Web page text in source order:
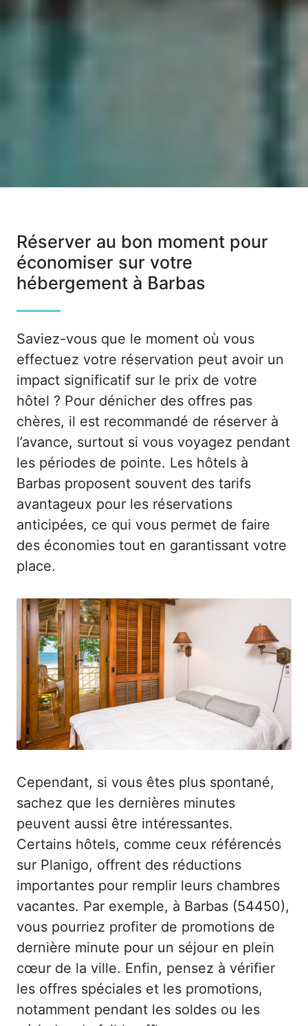
Réserver au bon moment pour
économiser sur votre
hébergement à Barbas
Saviez-vous que le moment où vous
effectuez votre réservation peut avoir un
impact significatif sur le prix de votre
hôtel ? Pour dénicher des offres pas
chères, il est recommandé de réserver à
l’avance, surtout si vous voyagez pendant
les périodes de pointe. Les hôtels à
Barbas proposent souvent des tarifs
avantageux pour les réservations
anticipées, ce qui vous permet de faire
des économies tout en garantissant votre
place.
Cependant, si vous êtes plus spontané,
sachez que les dernières minutes
peuvent aussi être intéressantes.
Certains hôtels, comme ceux référencés
sur Planigo, offrent des réductions
importantes pour remplir leurs chambres
vacantes. Par exemple, à Barbas (54450),
vous pourriez profiter de promotions de
dernière minute pour un séjour en plein
cœur de la ville. Enfin, pensez à vérifier
les offres spéciales et les promotions,
notamment pendant les soldes ou les